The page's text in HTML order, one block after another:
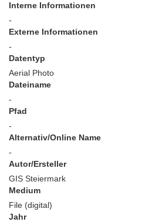
Interne Informationen
-
Externe Informationen
-
Datentyp
Aerial Photo
Dateiname
-
Pfad
-
Alternativ/Online Name
-
Autor/Ersteller
GIS Steiermark
Medium
File (digital)
Jahr